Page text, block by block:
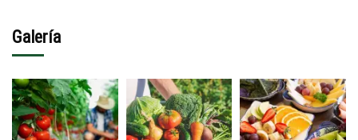
Galería